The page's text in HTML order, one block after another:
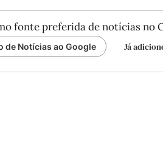
fonte preferida de notícias no
de Notícias ao Google Já